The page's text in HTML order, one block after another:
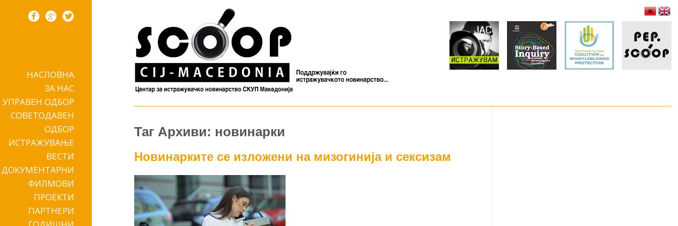
Skip to contentНАСЛОВНА
ЗА НАС
УПРАВЕН ОДБОР
СОВЕТОДАВЕН
ОДБОР
ИСТРАЖУВАЊЕ
ВЕСТИ
ДОКУМЕНТАРНИ
ФИЛМОВИ
ПРОЕКТИ
ПАРТНЕРИ
Таг Архиви: новинарки
Новинарките се изложени на мизогинија и сексизам